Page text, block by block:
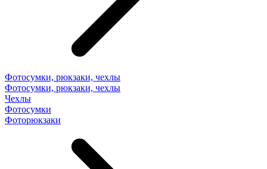
Фотосумки, рюкзаки, чехлы
Фотосумки, рюкзаки, чехлы
Чехлы
Фотосумки
Фоторюкзаки